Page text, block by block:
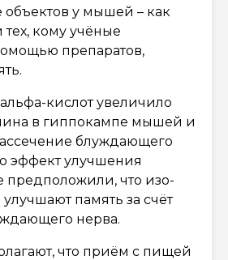
объектов у мышей – как
тех, кому учёные
препаратов,
кислот увеличило
в гиппокампе мышей и
блуждающего
эффект улучшения
предположили, что изо-
память за счёт
нерва.
что приём с пищей